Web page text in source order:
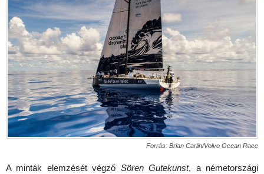
Forrás: Brian Carlin/Volvo Ocean Race
A minták elemzését végző Sören Gutekunst, a németországi